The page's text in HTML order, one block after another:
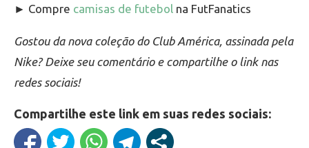
► Compre camisas de futebol na FutFanatics
Gostou da nova coleção do Club América, assinada pela
Nike? Deixe seu comentário e compartilhe o link nas
redes sociais!
Compartilhe este link em suas redes sociais: